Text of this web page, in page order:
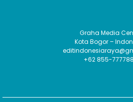
Graha Media
Kota Bogor –
+62 855-